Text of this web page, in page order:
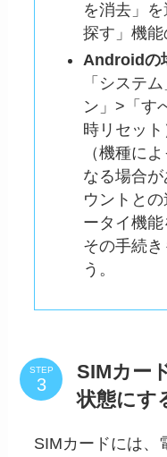
を消去」
探す」機能
Androidの
「システ
ン」>「す
時リセッ
（機種に
なる場合
ウントと
ータイ機能
その手続
う。
STEP
SIMカー
状態にす
SIMカードには、